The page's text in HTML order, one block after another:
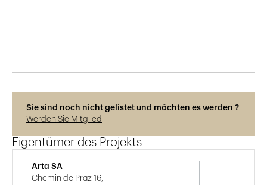
Sie sind noch nicht gelistet und möchten es werden ?
Werden Sie Mitglied
Eigentümer des Projekts
Arta SA
Chemin de Praz 16,